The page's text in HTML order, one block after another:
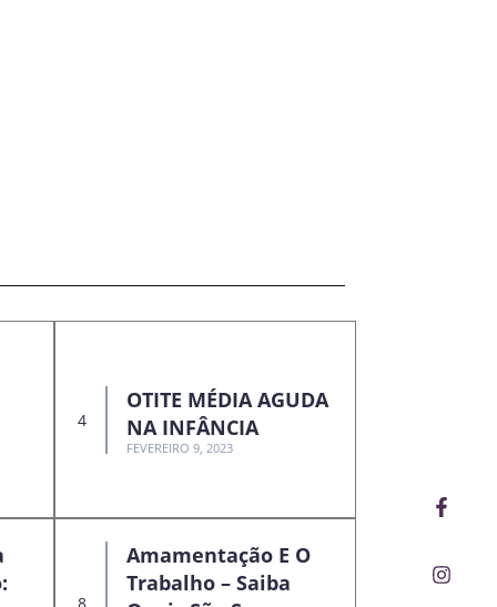
f
OTITE MÉDIA AGUDA
NA INFÂNCIA
FEVEREIRO 9, 2023
Amamentação E O
Trabalho – Saiba